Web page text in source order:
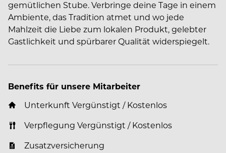
gemütlichen Stube. Verbringe deine Tage in einem
Ambiente, das Tradition atmet und wo jede
Mahlzeit die Liebe zum lokalen Produkt, gelebter
Gastlichkeit und spürbarer Qualität widerspiegelt.
Benefits für unsere Mitarbeiter
Unterkunft Vergünstigt / Kostenlos
Verpflegung Vergünstigt / Kostenlos
Zusatzversicherung